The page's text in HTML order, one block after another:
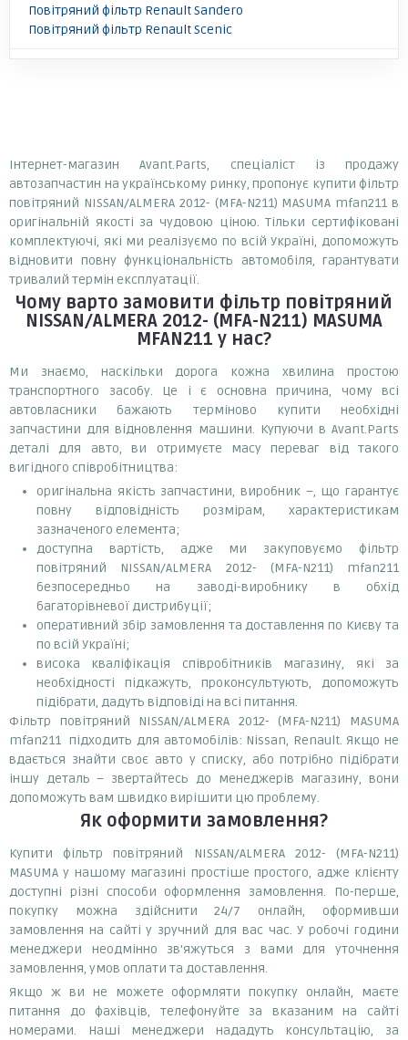
Повітряний фільтр Renault Sandero
Повітряний фільтр Renault Scenic
Інтернет-магазин Avant.Parts, спеціаліст із продажу
автозапчастин на українському ринку, пропонує купити фільтр
повітряний NISSAN/ALMERA 2012- (MFA-N211) MASUMA mfan211 в
оригінальній якості за чудовою ціною. Тільки сертифіковані
комплектуючі, які ми реалізуємо по всій Україні, допоможуть
відновити повну функціональність автомобіля, гарантувати
тривалий термін експлуатації.
Чому варто замовити фільтр повітряний
NISSAN/ALMERA 2012- (MFA-N211) MASUMA
MFAN211 у нас?
Ми знаємо, наскільки дорога кожна хвилина простою
транспортного засобу. Це і є основна причина, чому всі
автовласники бажають терміново купити необхідні
запчастини для відновлення машини. Купуючи в Avant.Parts
деталі для авто, ви отримуєте масу переваг від такого
вигідного співробітництва:
оригінальна якість запчастини, виробник –, що гарантує
повну відповідність розмірам, характеристикам
зазначеного елемента;
доступна вартість, адже ми закуповуємо фільтр
повітряний NISSAN/ALMERA 2012- (MFA-N211) mfan211
безпосередньо на заводі-виробнику в обхід
багаторівневої дистрибуції;
оперативний збір замовлення та доставлення по Києву та
по всій Україні;
висока кваліфікація співробітників магазину, які за
необхідності підкажуть, проконсультують, допоможуть
підібрати, дадуть відповіді на всі питання.
Фільтр повітряний NISSAN/ALMERA 2012- (MFA-N211) MASUMA
mfan211 підходить для автомобілів: Nissan, Renault. Якщо не
вдається знайти своє авто у списку, або потрібно підібрати
іншу деталь – звертайтесь до менеджерів магазину, вони
допоможуть вам швидко вирішити цю проблему.
Як оформити замовлення?
Купити фільтр повітряний NISSAN/ALMERA 2012- (MFA-N211)
MASUMA у нашому магазині простіше простого, адже клієнту
доступні різні способи оформлення замовлення. По-перше,
покупку можна здійснити 24/7 онлайн, оформивши
замовлення на сайті у зручний для вас час. У робочі години
менеджери неодмінно зв'яжуться з вами для уточнення
замовлення, умов оплати та доставлення.
Якщо ж ви не можете оформляти покупку онлайн, маєте
питання до фахівців, телефонуйте за вказаним на сайті
номерами. Наші менеджери нададуть консультацію, за